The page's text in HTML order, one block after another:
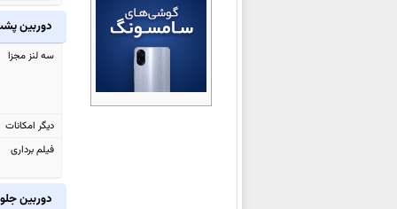
شیائومی Black Shark Gaming
شیائومی Poco M8 Pro
دوربین
سه لنز مجزا
دیگر امکانات
فیلم برداری
دوربین